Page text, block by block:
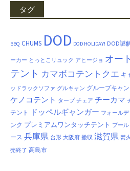
タグ
BBQ CHUMS DOD DOD HOLIDAY! DOD謎
ーカー とっとこリュック アヒージョ オー
テント カマボコテントクエ キ
ッドラックソファ グルキャン グループキャ
ケノコテント タープ チェア チーカマ
テント ドッペルギャンガー フォール
ンク プレミアムワンタッチテント プール
ース 兵庫県 台形 大阪府 撤収 滋賀県 焚
売終了 高島市